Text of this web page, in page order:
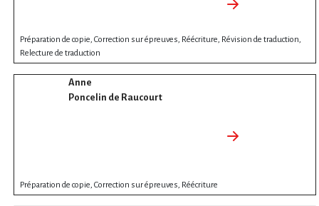
Préparation de copie, Correction sur épreuves, Réécriture, Révision de traduction,
Relecture de traduction
Anne
Poncelin de Raucourt
Préparation de copie, Correction sur épreuves, Réécriture